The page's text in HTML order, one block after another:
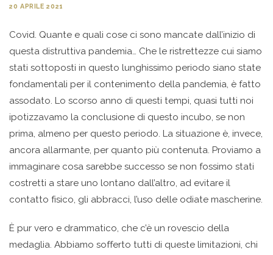
20 APRILE 2021
Covid. Quante e quali cose ci sono mancate dall’inizio di
questa distruttiva pandemia… Che le ristrettezze cui siamo
stati sottoposti in questo lunghissimo periodo siano state
fondamentali per il contenimento della pandemia, è fatto
assodato. Lo scorso anno di questi tempi, quasi tutti noi
ipotizzavamo la conclusione di questo incubo, se non
prima, almeno per questo periodo. La situazione è, invece,
ancora allarmante, per quanto più contenuta. Proviamo a
immaginare cosa sarebbe successo se non fossimo stati
costretti a stare uno lontano dall’altro, ad evitare il
contatto fisico, gli abbracci, l’uso delle odiate mascherine.
Ѐ pur vero e drammatico, che c’è un rovescio della
medaglia. Abbiamo sofferto tutti di queste limitazioni, chi